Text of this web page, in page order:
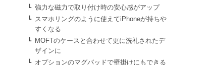
強力な磁力で取り付け時の安心感がアップ
スマホリングのように使えてiPhoneが持ちや
すくなる
MOFTのケースと合わせて更に洗礼されたデ
ザインに
オプションのマグパッドで壁掛けにもできる